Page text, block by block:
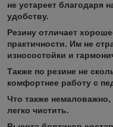
не устареет благодаря
удобству.
Резину отличает
практичности. Им не
износостойки и
Также по резине не
комфортнее работу с
Что также
легко чистить.